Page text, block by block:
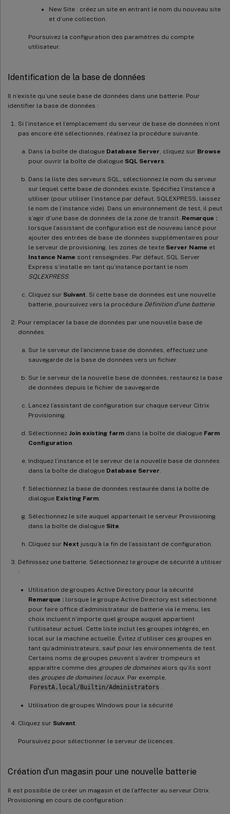
New Site : créez un site en entrant le nom du nouveau site
et d’une collection.
Poursuivez la configuration des paramètres du compte
utilisateur.
Identification de la base de données
Il n’existe qu’une seule base de données dans une batterie. Pour
identifier la base de données :
Si l’instance et l’emplacement du serveur de base de données n’ont
pas encore été sélectionnés, réalisez la procédure suivante.
Dans la boîte de dialogue Database Server , cliquez sur Browse
pour ouvrir la boîte de dialogue SQL Servers
Dans la liste des serveurs SQL, sélectionnez le nom du serveur
sur lequel cette base de données existe. Spécifiez l’instance à
utiliser (pour utiliser l’instance par défaut, SQLEXPRESS, laissez
le nom de l’instance vide). Dans un environnement de test, il peut
s’agir d’une base de données de la zone de transit. Remarque :
lorsque l’assistant de configuration est de nouveau lancé pour
ajouter des entrées de base de données supplémentaires pour
le serveur de provisioning, les zones de texte Server Name et
Instance Name sont renseignées. Par défaut, SQL Server
Express s’installe en tant qu’instance portant le nom
SQLEXPRESS.
Cliquez sur Suivant . Si cette base de données est une nouvelle
batterie, poursuivez vers la procédure Définition d’une batterie
Pour remplacer la base de données par une nouvelle base de
données
Sur le serveur de l’ancienne base de données, effectuez une
sauvegarde de la base de données vers un fichier.
Sur le serveur de la nouvelle base de données, restaurez la base
de données depuis le fichier de sauvegarde.
Lancez l’assistant de configuration sur chaque serveur Citrix
Provisioning.
Sélectionnez Join existing farm dans la boîte de dialogue Farm
Configuration
Indiquez l’instance et le serveur de la nouvelle base de données
dans la boîte de dialogue Database Server
Sélectionnez la base de données restaurée dans la boîte de
dialogue Existing Farm
Sélectionnez le site auquel appartenait le serveur Provisioning
dans la boîte de dialogue Site
Cliquez sur Next jusqu’à la fin de l’assistant de configuration.
Définissez une batterie. Sélectionnez le groupe de sécurité à utiliser
:
Utilisation de groupes Active Directory pour la sécurité
Remarque : lorsque le groupe Active Directory est sélectionné
pour faire office d’administrateur de batterie via le menu, les
choix incluent n’importe quel groupe auquel appartient
l’utilisateur actuel. Cette liste inclut les groupes intégrés, en
local sur la machine actuelle. Évitez d’utiliser ces groupes en
tant qu’administrateurs, sauf pour les environnements de test.
Certains noms de groupes peuvent s’avérer trompeurs et
apparaître comme des groupes de domainesalors qu’ils sont
des groupes de domaines locaux . Par exemple,
ForestA.local/Builtin/Administrators
Utilisation de groupes Windows pour la sécurité
Cliquez sur Suivant
Poursuivez pour sélectionner le serveur de licences.
Création d’un magasin pour une nouvelle batterie
Il est possible de créer un magasin et de l’affecter au serveur Citrix
Provisioning en cours de configuration :